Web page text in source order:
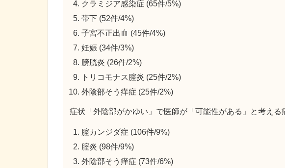
クラミジア感染症 (65件/5%)
帯下 (52件/4%)
子宮不正出血 (45件/4%)
妊娠 (34件/3%)
膀胱炎 (26件/2%)
トリコモナス腟炎 (25件/2%)
外陰部そう痒症 (25件/2%)
症状「外陰部がかゆい」で医師が「可能性がある」と考える
腟カンジダ症 (106件/9%)
腟炎 (98件/9%)
外陰部そう痒症 (73件/6%)